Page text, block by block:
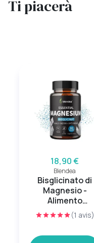
Ti piacerà
18,90 €
Blendea
Bisglicinato di
Magnesio -
Alimento
Energetico(1 avis)